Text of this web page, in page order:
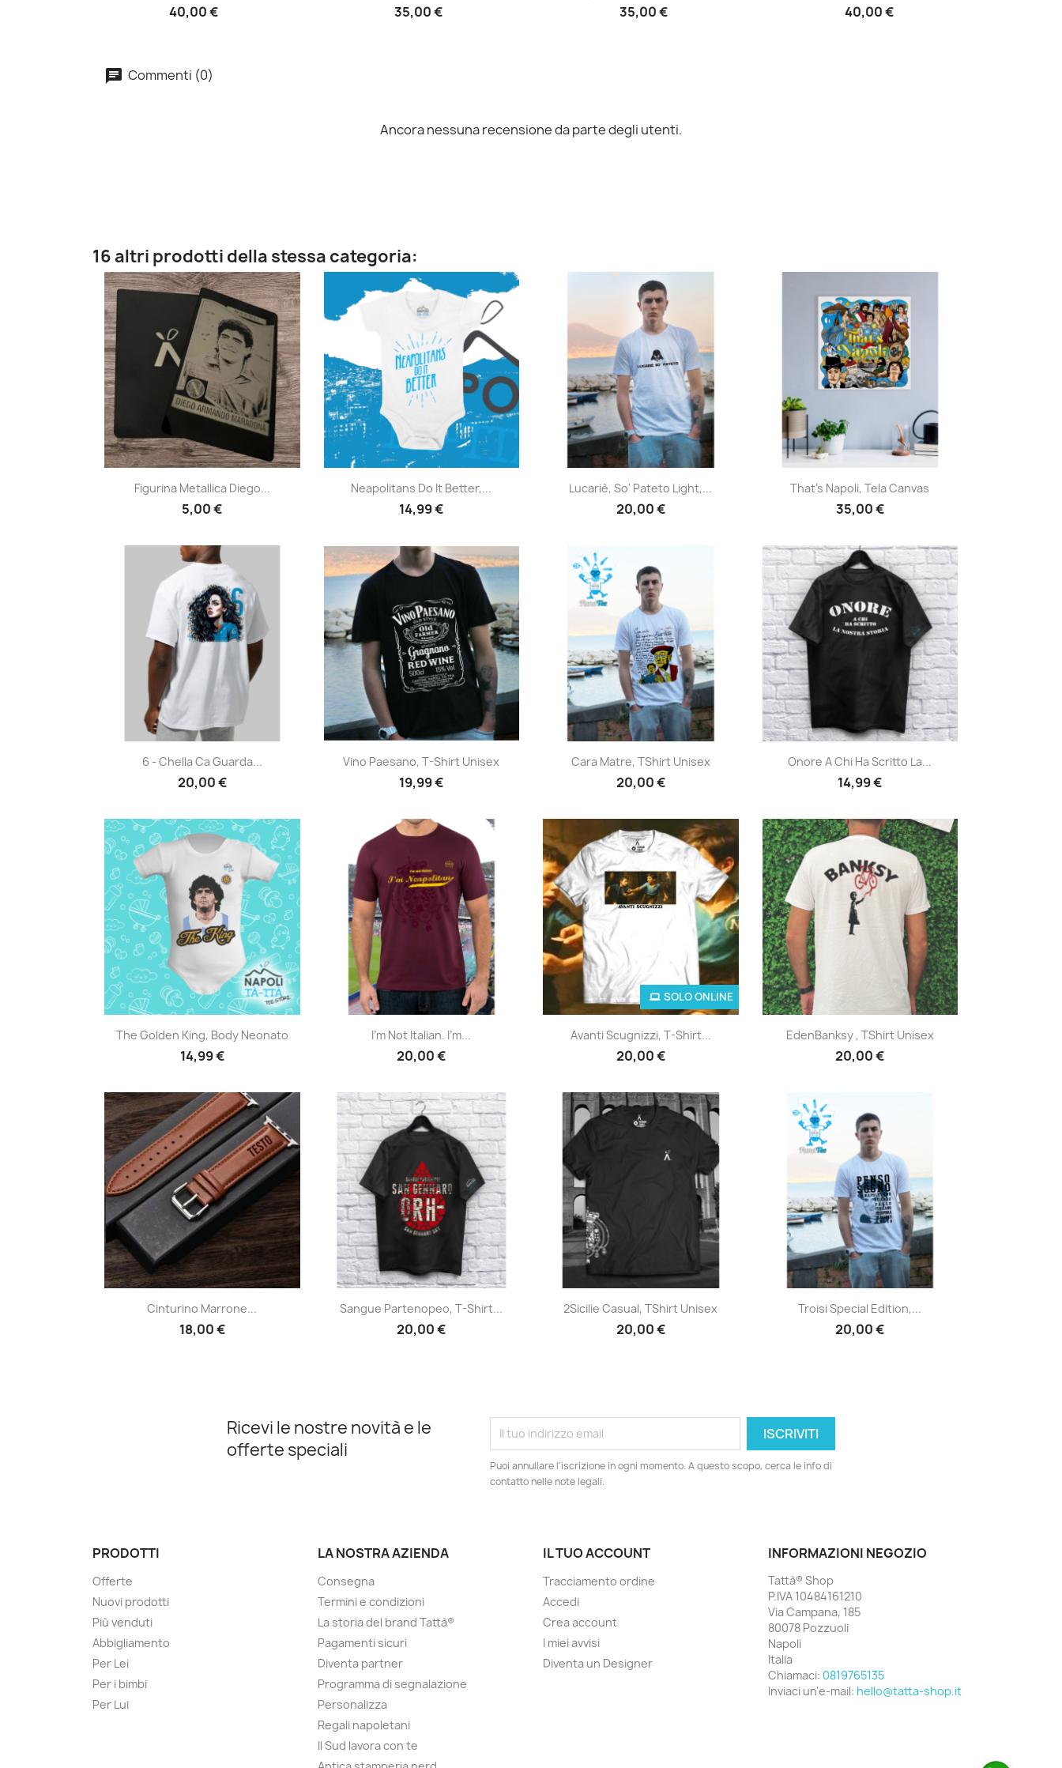
40,00 € 35,00 € 35,00 € 40,00 €
Commenti (0)
Ancora nessuna recensione da parte degli utenti.
16 altri prodotti della stessa categoria:
Anteprima
Figurina Metallica Diego...
5,00 €
Anteprima
Neapolitans Do It Better,...
14,99 €
Anteprima
Lucariè, So' Pateto Light,...
20,00 €
Anteprima
That's Napoli, Tela Canvas
35,00 €
Anteprima
6 - Chella Ca Guarda...
20,00 €
Anteprima
Vino Paesano, T-Shirt Unisex
19,99 €
Anteprima
Cara Matre, TShirt Unisex
20,00 €
Anteprima
Onore A Chi Ha Scritto La...
14,99 €
Anteprima
The Golden King, Body Neonato
14,99 €
Anteprima
I'm Not Italian. I'm...
20,00 €
Anteprima
Avanti Scugnizzi, T-Shirt...
20,00 €
SOLO ONLINE
Anteprima
EdenBanksy , TShirt Unisex
20,00 €
Anteprima
Cinturino Marrone...
18,00 €
Anteprima
Sangue Partenopeo, T-Shirt...
20,00 €
Anteprima
2Sicilie Casual, TShirt Unisex
20,00 €
Anteprima
Troisi Special Edition,...
20,00 €
Ricevi le nostre novità e le
offerte speciali
Puoi annullare l'iscrizione in ogni momento. A questo scopo, cerca le info di
contatto nelle note legali.
PRODOTTI
Offerte
Nuovi prodotti
Più venduti
Abbigliamento
Per Lei
Per i bimbi
Per Lui
LA NOSTRA AZIENDA
Consegna
Termini e condizioni
La storia del brand Tattà®
Pagamenti sicuri
Diventa partner
Programma di segnalazione
Personalizza
Regali napoletani
Il Sud lavora con te
IL TUO ACCOUNT
Tracciamento ordine
Accedi
Crea account
I miei avvisi
Diventa un Designer
INFORMAZIONI NEGOZIO
Tattà® Shop
P.IVA 10484161210
Via Campana, 185
80078 Pozzuoli
Napoli
Italia
Chiamaci: 0819765135
Inviaci un'e-mail: hello@tatta-shop.it